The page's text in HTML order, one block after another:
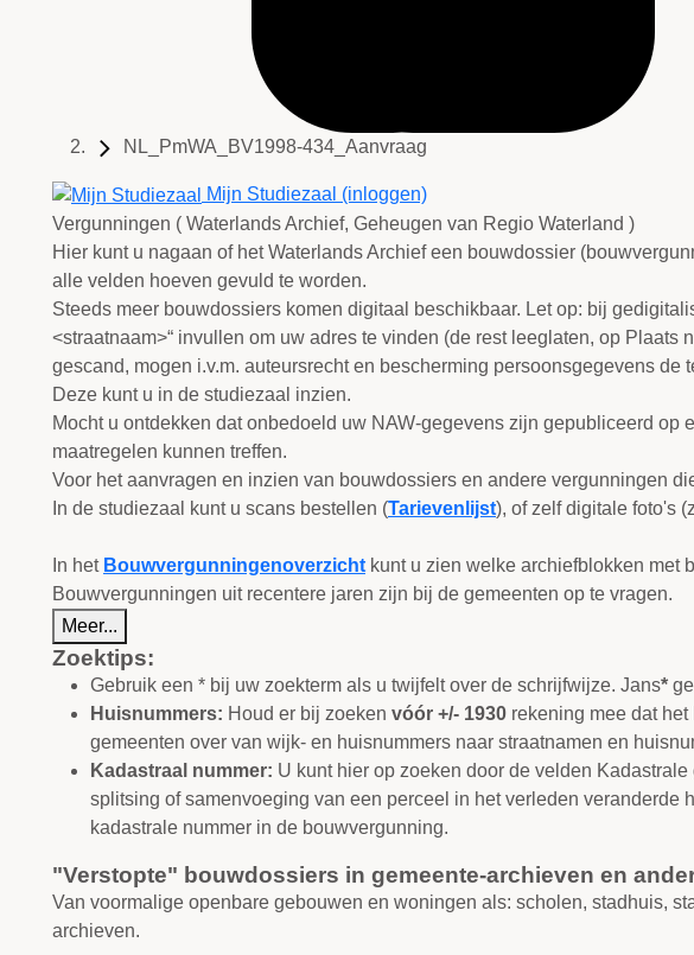
NL_PmWA_BV1998-434_Aanvraag
Mijn Studiezaal (inloggen)
Vergunningen ( Waterlands Archief, Geheugen van Regio Waterland )
Hier kunt u nagaan of het Waterlands Archief een bouwdossier
alle velden hoeven gevuld te worden.
Steeds meer bouwdossiers komen digitaal beschikbaar. Let op: bij
<straatnaam>“ invullen om uw adres te vinden (de rest leeglaten, op
gescand, mogen i.v.m. auteursrecht en bescherming persoonsgegevens
Deze kunt u in de studiezaal inzien.
Mocht u ontdekken dat onbedoeld uw NAW-gegevens zijn gepubliceerd
maatregelen kunnen treffen.
Voor het aanvragen en inzien van bouwdossiers en andere vergunningen
In de studiezaal kunt u scans bestellen (Tarievenlijst), of zelf digitale foto's
In het Bouwvergunningenoverzicht kunt u zien welke archiefblokken met
Bouwvergunningen uit recentere jaren zijn bij de gemeenten op te vragen.
Meer...
Zoektips:
Gebruik een * bij uw zoekterm als u twijfelt over de schrijfwijze. Jans*
Huisnummers: Houd er bij zoeken vóór +/- 1930 rekening mee dat
gemeenten over van wijk- en huisnummers naar straatnamen en
Kadastraal nummer: U kunt hier op zoeken door de velden
splitsing of samenvoeging van een perceel in het verleden
kadastrale nummer in de bouwvergunning.
"Verstopte" bouwdossiers in gemeente-archieven en
Van voormalige openbare gebouwen en woningen als: scholen, stadhuis,
archieven.